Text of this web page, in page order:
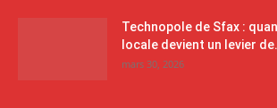
Technopole de Sfax :
locale devient un levier
mars 30, 2026